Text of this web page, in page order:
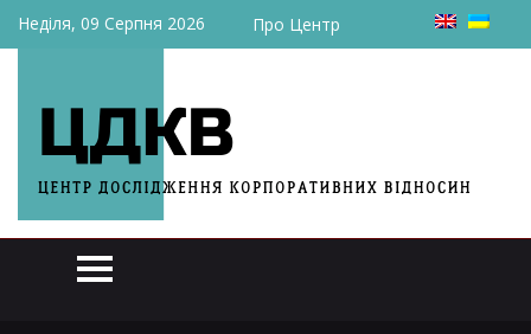
Неділя, 09 Серпня 2026 Про Центр